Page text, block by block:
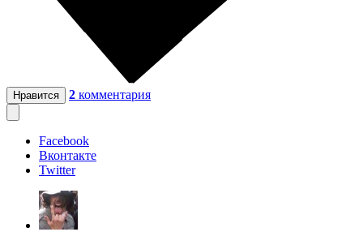
Нравится 2 комментария
Facebook
Вконтакте
Twitter